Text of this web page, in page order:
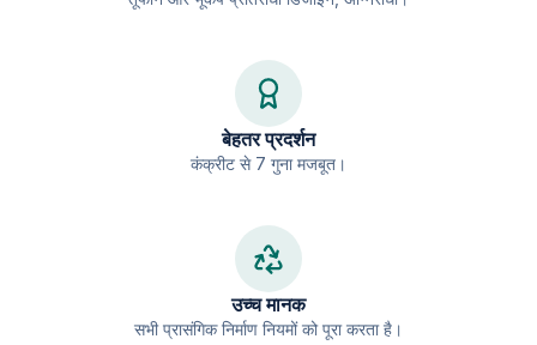
बेहतर प्रदर्शन
कंक्रीट से 7 गुना मजबूत।
उच्च मानक
सभी प्रासंगिक निर्माण नियमों को पूरा करता है।